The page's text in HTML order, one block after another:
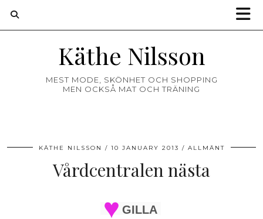
Käthe Nilsson
MEST MODE, SKÖNHET OCH SHOPPING
MEN OCKSÅ MAT OCH TRÄNING
KÄTHE NILSSON 10 JANUARY 2013 ALLMÄNT
Vårdcentralen nästa
GILLA